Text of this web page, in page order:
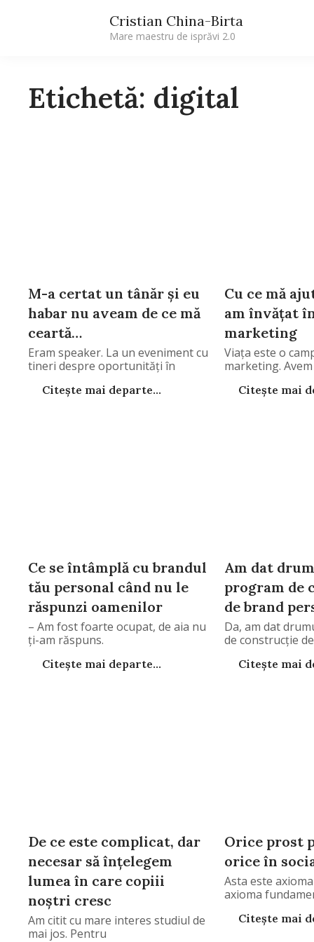
Cristian China-Birta
Mare maestru de isprăvi 2.0
Etichetă: digital
M-a certat un tânăr și eu
habar nu aveam de ce mă
ceartă…
Eram speaker. La un eveniment cu
tineri despre oportunități în
Citește mai departe...
Cu ce mă
am învățat
marketing
Viața este o
marketing.
Citește mai
Ce se întâmplă cu brandul
tău personal când nu le
răspunzi oamenilor
– Am fost foarte ocupat, de aia nu
ți-am răspuns.
Citește mai departe...
Am dat
program de
de brand
Da, am dat
de construcție
Citește mai
De ce este complicat, dar
necesar să înțelegem
lumea în care copiii
noștri cresc
Am citit cu mare interes studiul de
mai jos. Pentru
Orice prost
orice în
Asta este
axioma
Citește mai